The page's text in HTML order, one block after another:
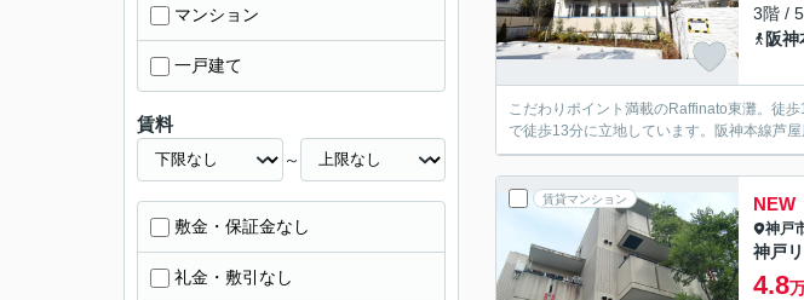
3階 /
阪神
こだわりポイント満載のRaffinato東灘。徒
で徒歩13分に立地しています。阪神本線芦
賃貸マンション NEW
神戸
神戸
4.8
マンション
一戸建て
賃料
～
敷金・保証金なし
礼金・敷引なし